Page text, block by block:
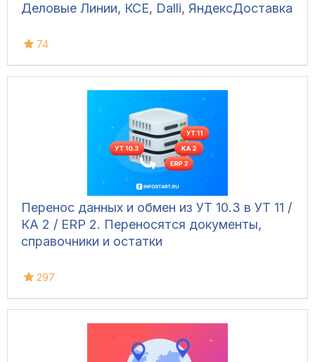
Деловые Линии, КСЕ, Dalli, ЯндексДоставка
74
Перенос данных и обмен из УТ 10.3 в УТ 11 /
КА 2 / ERP 2. Переносятся документы,
справочники и остатки
297